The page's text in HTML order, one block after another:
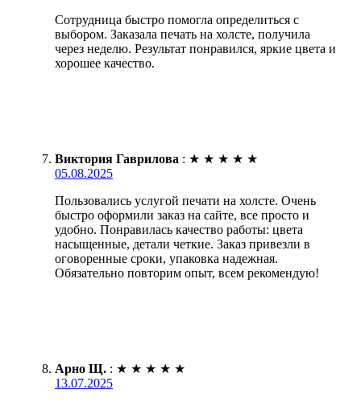
Сотрудница быстро помогла определиться с
выбором. Заказала печать на холсте, получила
через неделю. Результат понравился, яркие цвета и
хорошее качество.
Виктория Гаврилова : ★ ★ ★ ★ ★
05.08.2025
Пользовались услугой печати на холсте. Очень
быстро оформили заказ на сайте, все просто и
удобно. Понравилась качество работы: цвета
насыщенные, детали четкие. Заказ привезли в
оговоренные сроки, упаковка надежная.
Обязательно повторим опыт, всем рекомендую!
Арно Щ. : ★ ★ ★ ★ ★
13.07.2025